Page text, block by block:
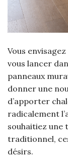
Vous
vous lancer
panneaux
donner une
d’apporter
radicalement
souhaitiez une
traditionnel,
désirs.